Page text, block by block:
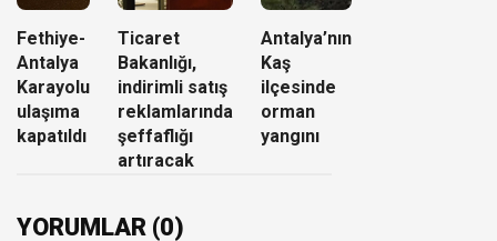
Fethiye-
Antalya
Karayolu
ulaşıma
kapatıldı
Ticaret
Bakanlığı,
indirimli satış
reklamlarında
şeffaflığı
artıracak
Antalya’nın
Kaş
ilçesinde
orman
yangını
YORUMLAR (0)